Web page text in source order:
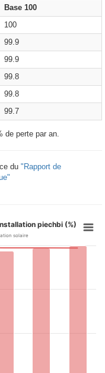
Base 100
100
99.9
99.9
99.8
99.8
99.7
de perte par an.
du "Rapport de
piechbi (%)
solaire